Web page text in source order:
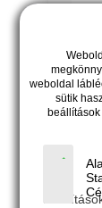
weboldal
sütik